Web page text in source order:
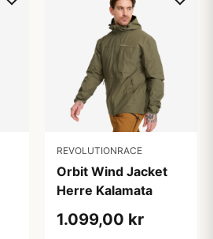
REVOLUTIONRACE
Orbit Wind Jacket
Herre Kalamata
1.099,00 kr